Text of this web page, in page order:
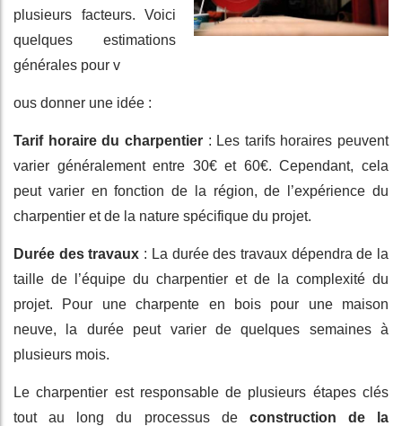
plusieurs facteurs. Voici
quelques estimations
générales pour v
ous donner une idée :
Tarif horaire du charpentier: Les tarifs horaires peuvent
varier généralement entre 30€ et 60€. Cependant, cela
peut varier en fonction de la région, de l’expérience du
charpentier et de la nature spécifique du projet.
Durée des travaux : La durée des travaux dépendra de la
taille de l’équipe du charpentier et de la complexité du
projet. Pour une charpente en bois pour une maison
neuve, la durée peut varier de quelques semaines à
plusieurs mois.
Le charpentier est responsable de plusieurs étapes clés
tout au long du processus de construction de la